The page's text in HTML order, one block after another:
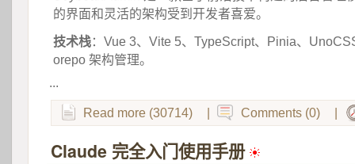
的界面和灵活的架构受到开发者喜爱。
技术栈：Vue 3、Vite 5、TypeScript、Pinia、
orepo 架构管理。
...
Read more (30714) Comments (0)
Claude 完全入门使用手册